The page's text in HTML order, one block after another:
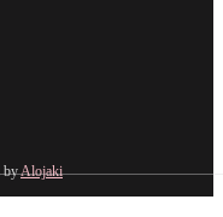
byAlojaki